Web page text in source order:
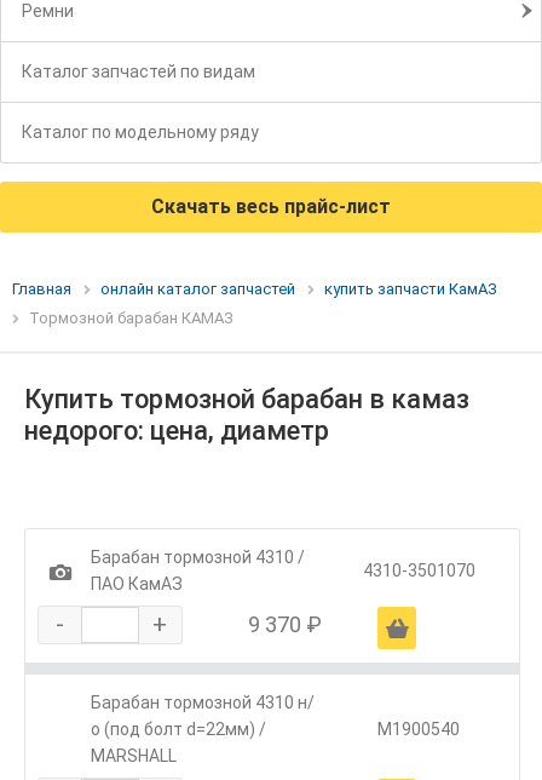
Ремни
Каталог запчастей по видам
Каталог по модельному ряду
Скачать весь прайс-лист
Главная онлайн каталог запчастей
купить запчасти КамАЗ
Тормозной барабан КАМАЗ
Купить тормозной барабан в камаз
недорого: цена, диаметр
1
Барабан тормозной 4310 /
ПАО КамАЗ
4310-3501070
- + 9 370 ₽ Ä
Барабан тормозной 4310 н/
о (под болт d=22мм) /
MARSHALL
M1900540